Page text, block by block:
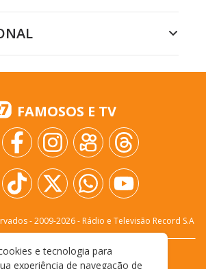
FAMOSOS E TV
- 2009-2026- Rádio e Televisão Record S.A
FALE CONOSCO PRIVACIDADE
e tecnologia para
experiência de navegação de